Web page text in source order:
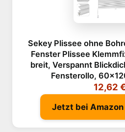
Sekey Plissee ohne
Fenster Plissee
breit, Verspannt
Fensterollo,
12,62
Jetzt bei Amazon